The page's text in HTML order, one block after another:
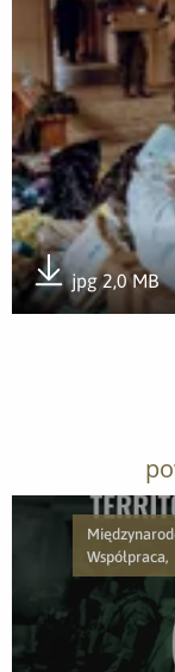
jpg 2,0 MB
Pobierz załącznik